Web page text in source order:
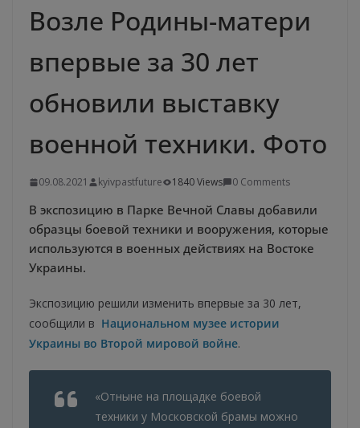
Возле Родины-матери
впервые за 30 лет
обновили выставку
военной техники. Фото
09.08.2021 kyivpastfuture 1840 Views 0 Comments
В экспозицию в Парке Вечной Славы добавили
образцы боевой техники и вооружения, которые
используются в военных действиях на Востоке
Украины.
Экспозицию решили изменить впервые за 30 лет,
сообщили в Национальном музее истории
Украины во Второй мировой войне.
«Отныне на площадке боевой
техники у Московской брамы можно